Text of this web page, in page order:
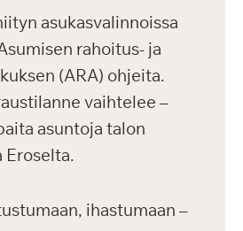
asukasvalinnoissa
rahoitus- ja
(ARA) ohjeita.
vaihtelee –
asuntoja talon
Eroselta.
ihastumaan –